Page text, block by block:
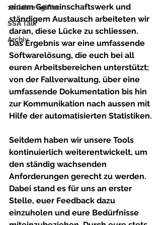
10 Jahre agiflex
SSA Talk
Archiv
einem Gemeinschaftswerk und
ständigem Austausch arbeiteten wir
daran, diese Lücke zu schliessen.
Das Ergebnis war eine umfassende
Softwarelösung, die euch bei all
euren Arbeitsbereichen unterstützt;
von der Fallverwaltung, über eine
umfassende Dokumentation bis hin
zur Kommunikation nach aussen mit
Hilfe der automatisierten Statistiken.
Seitdem haben wir unsere Tools
kontinuierlich weiterentwickelt, um
den ständig wachsenden
Anforderungen gerecht zu werden.
Dabei stand es für uns an erster
Stelle, euer Feedback dazu
einzuholen und eure Bedürfnisse